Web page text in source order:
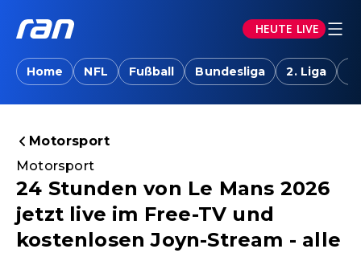
HEUTE LIVE
Home NFL Fußball Bundesliga 2. Liga
Motorsport
Motorsport
24 Stunden von Le Mans 2026
jetzt live im Free-TV und
kostenlosen Joyn-Stream - alle